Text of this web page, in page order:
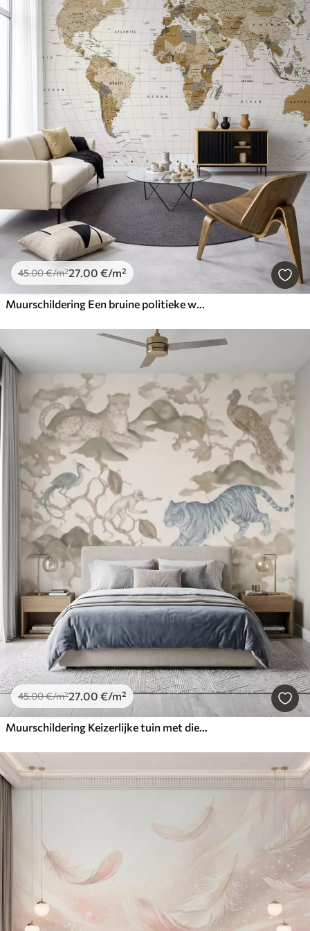
45.00€/m²27.00 €/m²
Muurschildering Een bruine politieke wereldkaart met vlaggen in het Engels
45.00€/m²27.00 €/m²
Muurschildering Keizerlijke tuin met dieren in oosterse stijl — aap, luipaard, tijger, pauw en reiger